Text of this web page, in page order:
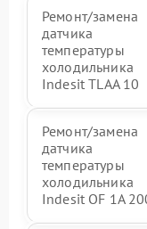
Ремонт/замена
датчика
температуры
холодильника
Indesit TLAA 10
Ремонт/замена
датчика
температуры
холодильника
Indesit OF 1A